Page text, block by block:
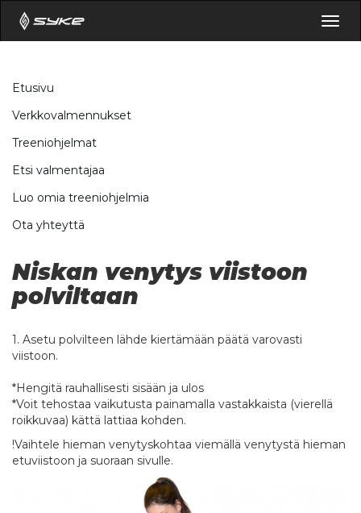
Etusivu
Verkkovalmennukset
Treeniohjelmat
Etsi valmentajaa
Luo omia treeniohjelmia
Ota yhteyttä
Niskan venytys viistoon
polviltaan
1. Asetu polvilteen lähde kiertämään päätä varovasti
viistoon.
*Hengitä rauhallisesti sisään ja ulos
*Voit tehostaa vaikutusta painamalla vastakkaista (vierellä
roikkuvaa) kättä lattiaa kohden.
!Vaihtele hieman venytyskohtaa viemällä venytystä hieman
etuviistoon ja suoraan sivulle.